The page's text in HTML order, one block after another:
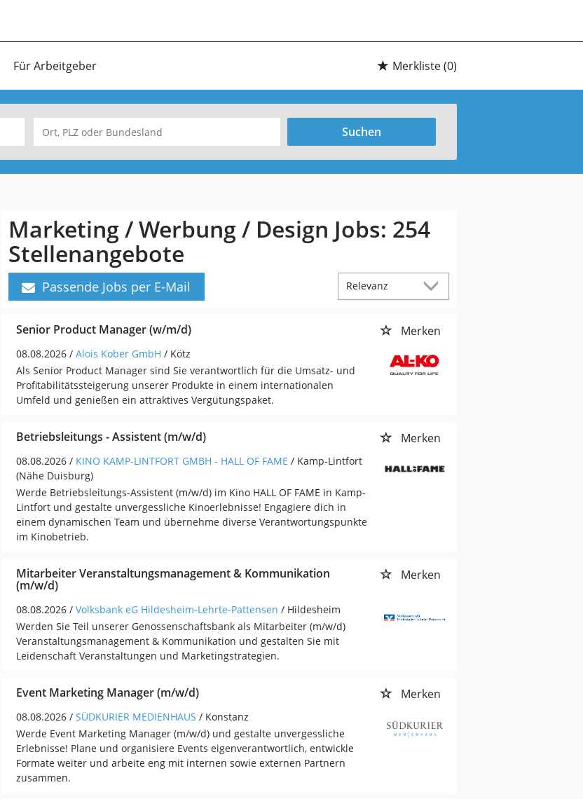
Für Arbeitgeber Merkliste(0)
Suchen
Marketing / Werbung / Design Jobs: 254
Stellenangebote
Passende Jobs per E-Mail
Senior Product Manager (w/m/d) Merken
08.08.2026 / Alois Kober GmbH / Kötz
Als Senior Product Manager sind Sie verantwortlich für die Umsatz- und
Profitabilitätssteigerung unserer Produkte in einem internationalen
Umfeld und genießen ein attraktives Vergütungspaket.
Betriebsleitungs - Assistent (m/w/d) Merken
08.08.2026 / KINO KAMP-LINTFORT GMBH - HALL OF FAME / Kamp-Lintfort
(Nähe Duisburg)
Werde Betriebsleitungs-Assistent (m/w/d) im Kino HALL OF FAME in Kamp-
Lintfort und gestalte unvergessliche Kinoerlebnisse! Engagiere dich in
einem dynamischen Team und übernehme diverse Verantwortungspunkte
im Kinobetrieb.
Mitarbeiter Veranstaltungsmanagement & Kommunikation
(m/w/d)
Merken
08.08.2026 / Volksbank eG Hildesheim-Lehrte-Pattensen / Hildesheim
Werden Sie Teil unserer Genossenschaftsbank als Mitarbeiter (m/w/d)
Veranstaltungsmanagement & Kommunikation und gestalten Sie mit
Leidenschaft Veranstaltungen und Marketingstrategien.
Event Marketing Manager (m/w/d) Merken
08.08.2026 / SÜDKURIER MEDIENHAUS / Konstanz
Werde Event Marketing Manager (m/w/d) und gestalte unvergessliche
Erlebnisse! Plane und organisiere Events eigenverantwortlich, entwickle
Formate weiter und arbeite eng mit internen sowie externen Partnern
zusammen.